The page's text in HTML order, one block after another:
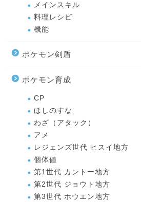
メインスキル
料理レシピ
機能
ポケモン剣盾
ポケモン育成
CP
ほしのすな
わざ（アタック）
アメ
レジェンズ世代 ヒスイ地方
個体値
第1世代 カントー地方
第2世代 ジョウト地方
第3世代 ホウエン地方